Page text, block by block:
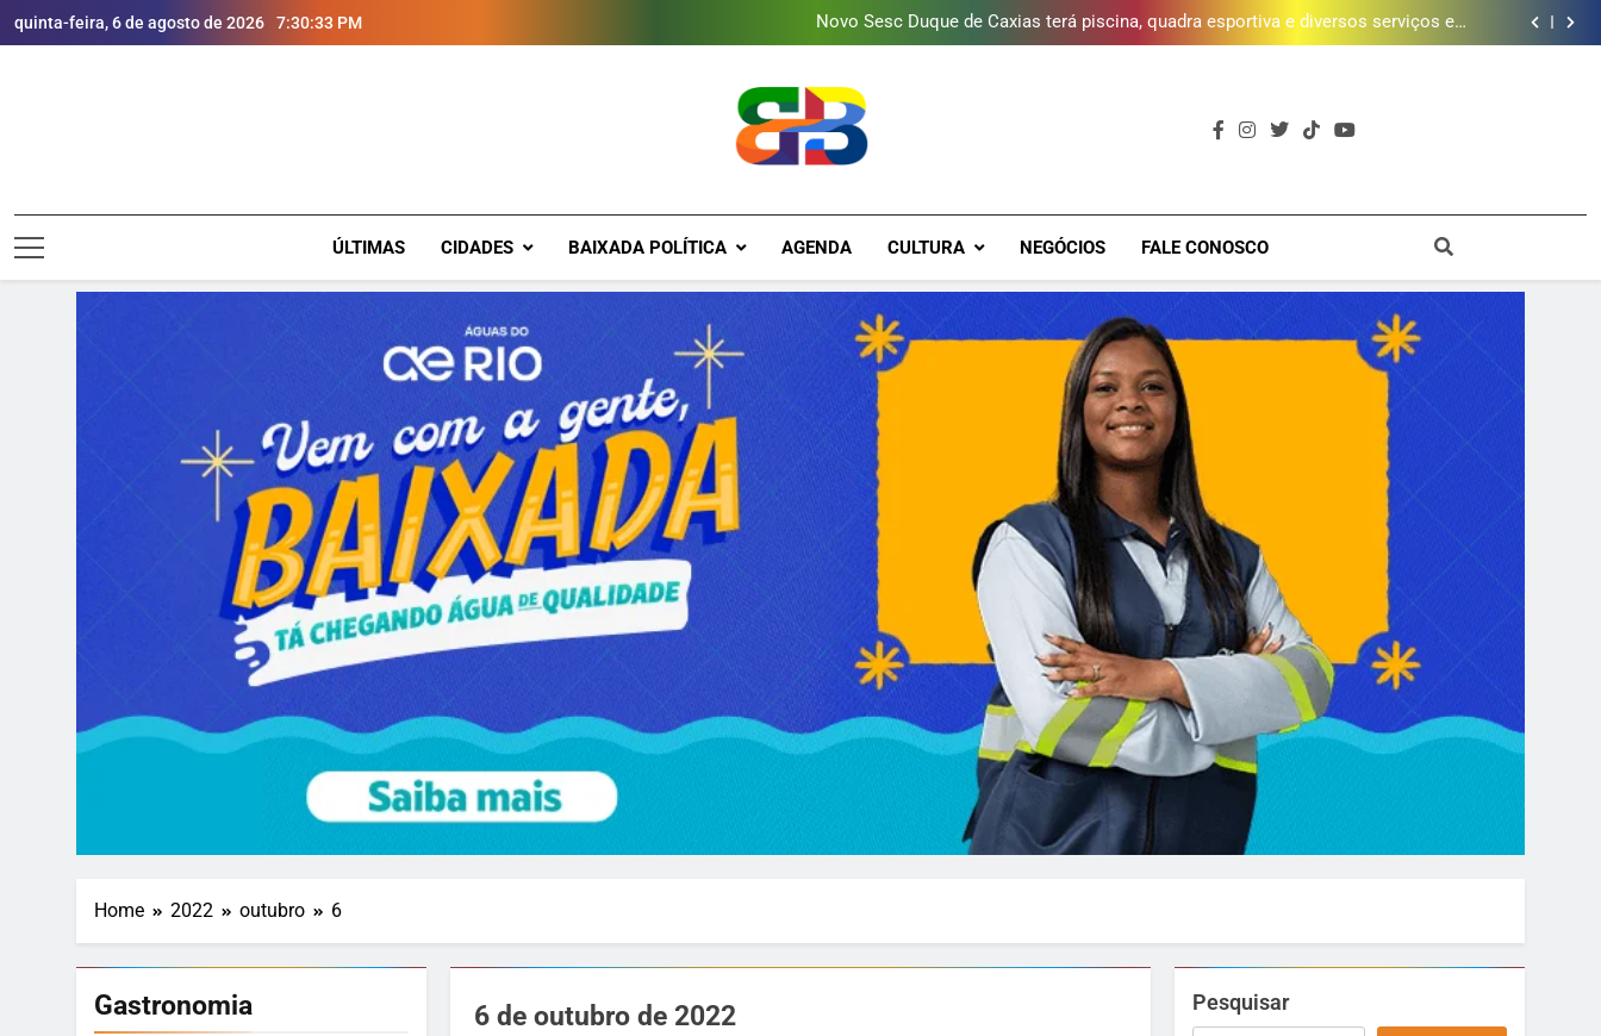
quinta-feira, 6 de agosto de 2026 7:30:34 PM
amplia rede de coleta em 18 municípios
Novo Sesc Duque de Caxias terá piscina, quadra esportiva e diversos serviços em
meio a infraestrutura sustentável
Vendaval atinge Escola Fábrica dos Atores, referência cultural da Baixada, e
Programa ambiental arrecada mais de 2 mil litros de óleo de cozinha usado e
Novo Sesc Duque de Caxias terá piscina, quadra esportiva e diversos serviços em
meio a infraestrutura sustentável
Vendaval atinge Escola Fábrica dos Atores, referência cultural da Baixada, e
Gomeia Galpão Criativo abre inscrições para Escola Livre de Artes da Baixada
Brava Baixada
ÚLTIMAS CIDADES BAIXADA POLÍTICA AGENDA CULTURA NEGÓCIOS FALE CONOSCO
Home 2022 outubro 6
Gastronomia 6 de outubro de 2022 Pesquisar